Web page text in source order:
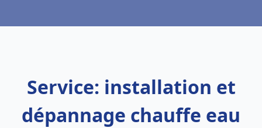
Service: installation et
dépannage chauffe eau